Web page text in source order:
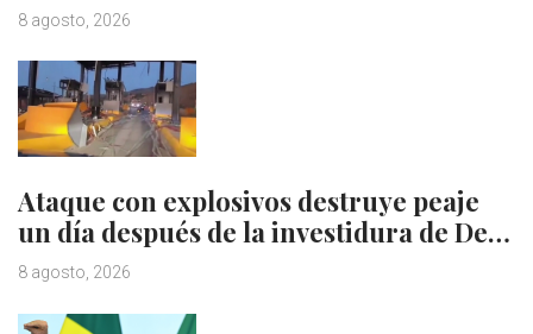
8 agosto, 2026
Ataque con explosivos destruye peaje
un día después de la investidura de De…
8 agosto, 2026